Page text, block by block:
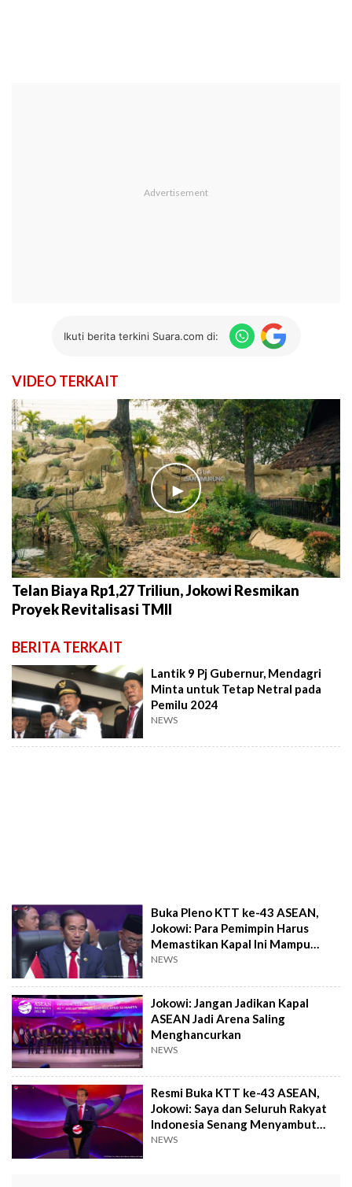
Ikuti berita terkini Suara.com di:
VIDEO TERKAIT
►
Telan Biaya Rp1,27 Triliun, Jokowi Resmikan
Proyek Revitalisasi TMII
BERITA TERKAIT
Lantik 9 Pj Gubernur, Mendagri
Minta untuk Tetap Netral pada
Pemilu 2024
NEWS
Buka Pleno KTT ke-43 ASEAN,
Jokowi: Para Pemimpin Harus
Memastikan Kapal Ini Mampu
Terus Berlayar
NEWS
Jokowi: Jangan Jadikan Kapal
ASEAN Jadi Arena Saling
Menghancurkan
NEWS
Resmi Buka KTT ke-43 ASEAN,
Jokowi: Saya dan Seluruh Rakyat
Indonesia Senang Menyambut
Keluarga Besar
NEWS